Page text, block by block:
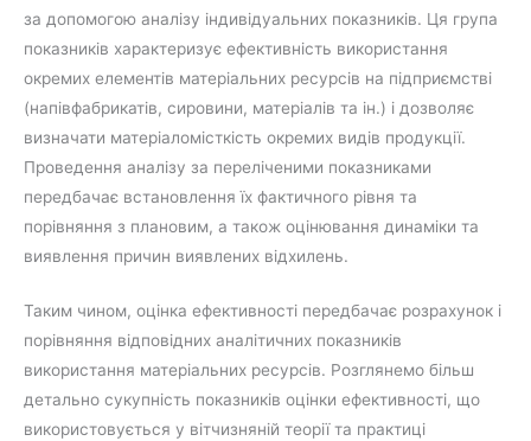
за допомогою аналізу індивідуальних показників. Ця група
показників характеризує ефективність використання
окремих елементів матеріальних ресурсів на підприємстві
(напівфабрикатів, сировини, матеріалів та ін.) і дозволяє
визначати матеріаломісткість окремих видів продукції.
Проведення аналізу за переліченими показниками
передбачає встановлення їх фактичного рівня та
порівняння з плановим, а також оцінювання динаміки та
виявлення причин виявлених відхилень.
Таким чином, оцінка ефективності передбачає розрахунок і
порівняння відповідних аналітичних показників
використання матеріальних ресурсів. Розглянемо більш
детально сукупність показників оцінки ефективності, що
використовується у вітчизняній теорії та практиці